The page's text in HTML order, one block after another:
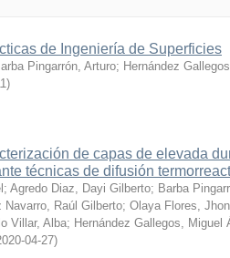
de Ingeniería de Superficies
Pingarrón, Arturo; Hernández
)
de capas de elevada
técnicas de difusión
; Agredo Diaz, Dayi Gilberto; Barba
Navarro, Raúl Gilberto; Olaya Flores,
Villar, Alba; Hernández Gallegos, Miguel
04-27)